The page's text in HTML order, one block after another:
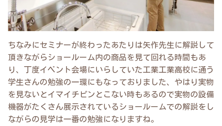
ちなみにセミナーが終わったあたりは矢作先生に解説して
頂きながらショールーム内の商品を見て回れる時間もあ
り、丁度イベント会場にいらしていた工業工業高校に通う
学生さんの勉強の一環にもなっておりました、やはり実物
を見ないとイマイチピンとこない時もあるので実物の設備
機器がたくさん展示されているショールームでの解説をし
ながらの見学は一番の勉強になりますね。